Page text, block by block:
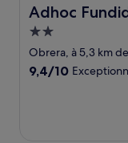
Adhoc
Adhoc Fundidora
Hébergement
2.0 étoiles
Obrera, à 5,3 km
9.4
9,4/10